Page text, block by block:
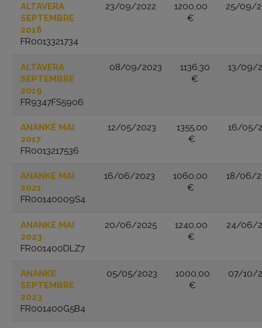
ALTAVERA
SEPTEMBRE
2018
FR0013321734
23/09/2022
1200,00
€
25/09/
ALTAVERA
SEPTEMBRE
2019
FR9347FS5906
08/09/2023
1136,30
€
13/09/
ANANKÉ MAI
2017
FR0013217536
12/05/2023
1355,00
€
16/05/
ANANKÉ MAI
2021
FR00140009S4
16/06/2023
1060,00
€
18/06/
ANANKE MAI
2023
FR001400DLZ7
20/06/2025
1240,00
€
24/06/
ANANKE
SEPTEMBRE
2023
FR001400G5B4
05/05/2023
1000,00
€
07/10/